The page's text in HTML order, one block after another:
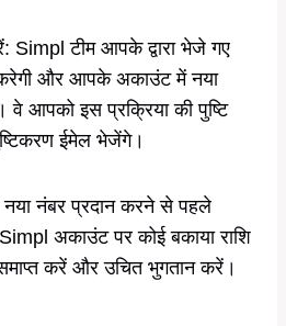
Simpl टीम आपके द्वारा भेजे गए
और आपके अकाउंट में नया
आपको इस प्रक्रिया की पुष्टि
ईमेल भेजेंगे।
नंबर प्रदान करने से पहले
अकाउंट पर कोई बकाया राशि
करें और उचित भुगतान करें।